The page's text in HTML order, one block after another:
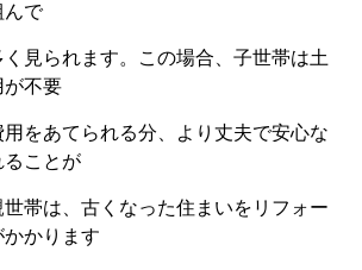
んで
見られます。この場合、子世帯は土
が不要
をあてられる分、より丈夫で安心な
ることが
帯は、古くなった住まいをリフォー
かかります